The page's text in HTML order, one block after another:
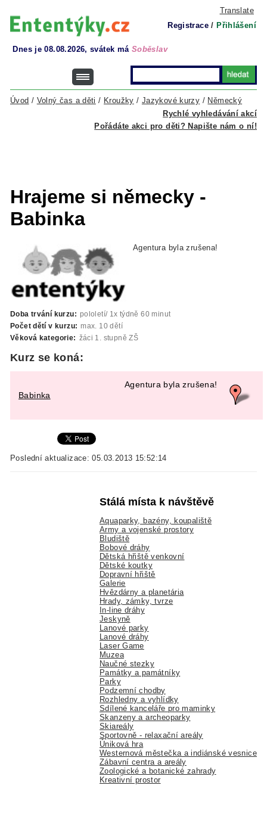
Translate
Registrace / Přihlášení
Dnes je 08.08.2026, svátek má Soběslav
Rychlé vyhledávání akcí
Úvod / Volný čas a děti / Kroužky / Jazykové kurzy / Německý
Pořádáte akci pro děti? Napište nám o ní!
Hrajeme si německy -
Babinka
Agentura byla zrušena!
Doba trvání kurzu: pololetí/ 1x týdně 60 minut
Počet dětí v kurzu: max. 10 dětí
Věková kategorie: žáci 1. stupně ZŠ
Kurz se koná:
Babinka
Agentura byla zrušena!
Poslední aktualizace: 05.03.2013 15:52:14
Stálá místa k návštěvě
Aquaparky, bazény, koupaliště
Army a vojenské prostory
Bludiště
Bobové dráhy
Dětská hřiště venkovní
Dětské koutky
Dopravní hřiště
Galerie
Hvězdárny a planetária
Hrady, zámky, tvrze
In-line dráhy
Jeskyně
Lanové parky
Lanové dráhy
Laser Game
Muzea
Naučné stezky
Památky a památníky
Parky
Podzemní chodby
Rozhledny a vyhlídky
Sdílené kanceláře pro maminky
Skanzeny a archeoparky
Skiareály
Sportovně - relaxační areály
Úniková hra
Westernová městečka a indiánské vesnice
Zábavní centra a areály
Zoologické a botanické zahrady
Kreativní prostor